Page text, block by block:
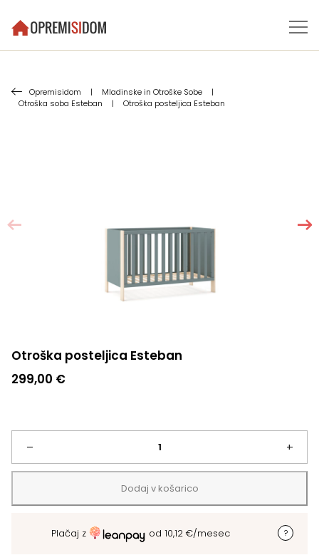
Opremisidom | Mladinske in Otroške Sobe
|
Otroška soba Esteban
| Otroška posteljica Esteban
Otroška posteljica Esteban
299,00 €
–
Otroška
posteljica
Esteban
+
Dodaj v košarico
Plačaj z od 10,12 €/mesec